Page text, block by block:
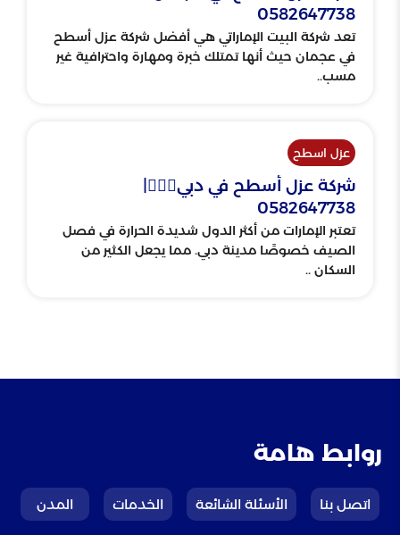
0582647738
تعد شركة البيت الإماراتي هي أفضل شركة عزل أسطح
في عجمان حيث أنها تمتلك خبرة ومهارة واحترافية غير
مسب..
عزل اسطح
شركة عزل أسطح في دبي👷🏾‍♂️|
0582647738
تعتبر الإمارات من أكثر الدول شديدة الحرارة في فصل
الصيف خصوصًا مدينة دبي. مما يجعل الكثير من
السكان ..
روابط هامة
اتصل بنا الأسئلة الشائعة الخدمات المدن